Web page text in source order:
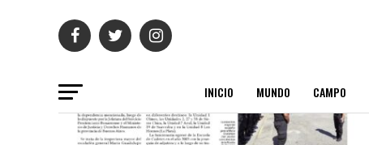
INICIO MUNDO CAMPO